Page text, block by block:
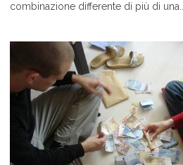
combinazione differente di più di una....